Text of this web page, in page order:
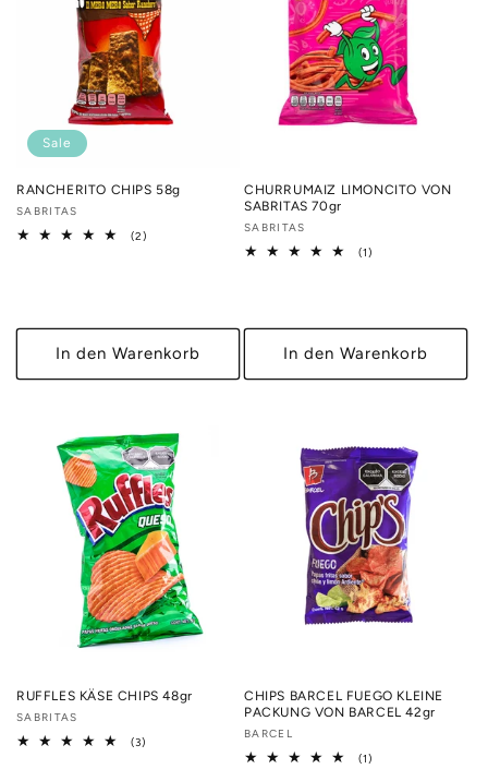
Sale
RANCHERITO CHIPS 58g
Anbieter:
SABRITAS
(2)
In den Warenkorb
CHURRUMAIZ LIMONCITO VON
SABRITAS 70gr
Anbieter:
SABRITAS
(1)
In den Warenkorb
RUFFLES KÄSE CHIPS 48gr
Anbieter:
SABRITAS
(3)
CHIPS BARCEL FUEGO KLEINE
PACKUNG VON BARCEL 42gr
Anbieter:
BARCEL
(1)